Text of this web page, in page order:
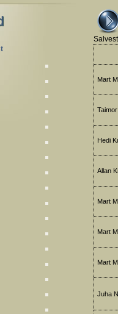
Mart
Hedi
Allan
Mart
Mart
Mart
Juha